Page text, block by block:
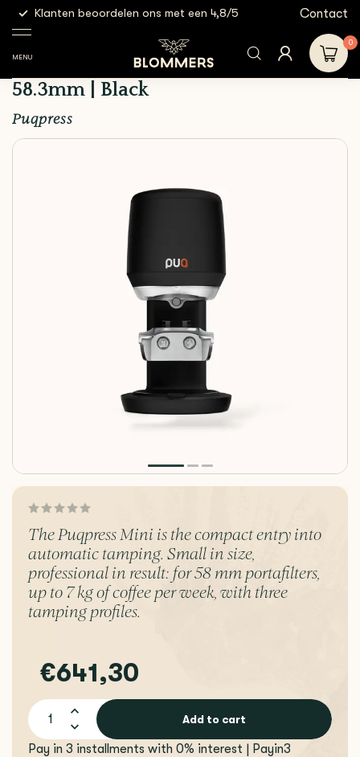
Klanten beoordelen ons met een 4,8/5 Gratis
Contact
MENU
0
Puqpress Mini Coffee
Puqpress Mini Coffee Tamper
58.3mm | Black
Puqpress
The Puqpress Mini is the compact entry into
automatic tamping. Small in size,
professional in result: for 58 mm portafilters,
up to 7 kg of coffee per week, with three
tamping profiles.
€641,30
Add to cart
Pay in 3 installments with 0% interest | Payin3